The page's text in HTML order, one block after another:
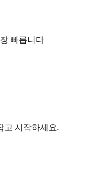
빠릅니다
고 시작하세요.